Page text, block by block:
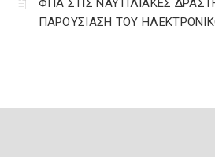
ΦΠΑ ΣΤΙΣ ΝΑΥΤΙΛΙΑΚΕΣ
ΠΑΡΟΥΣΙΑΣΗ ΤΟΥ